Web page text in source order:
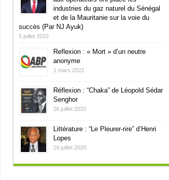
industries du gaz naturel du Sénégal
et de la Mauritanie sur la voie du
succès (Par NJ Ayuk)
5 juillet 2022
Reflexion : « Mort » d’un neutre
anonyme
1 mars 2022
Réflexion : “Chaka” de Léopold Sédar
Senghor
26 juillet 2020
Littérature : “Le Pleurer-rire” d’Henri
Lopes
16 juillet 2020